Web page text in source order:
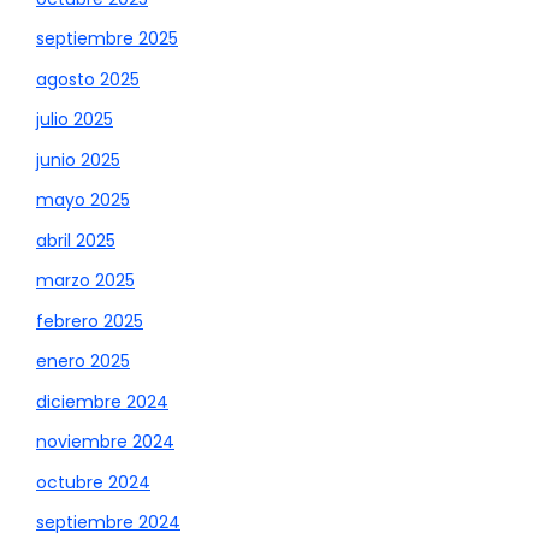
septiembre 2025
agosto 2025
julio 2025
junio 2025
mayo 2025
abril 2025
marzo 2025
febrero 2025
enero 2025
diciembre 2024
noviembre 2024
octubre 2024
septiembre 2024